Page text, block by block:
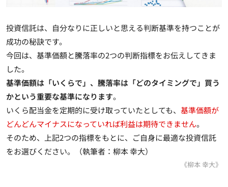
投資信託は、自分なりに正しいと思える判断基準を持つことが
成功の秘訣です。
今回は、基準価額と騰落率の2つの判断指標をお伝えしてきま
した。
基準価額は「いくらで」、騰落率は「どのタイミングで」買う
かという重要な基準になります。
いくら配当金を定期的に受け取っていたとしても、 基準価額が
どんどんマイナスになっていれば利益は期待できません。
そのため、上記2つの指標をもとに、ご自身に最適な投資信託
をお選びください。（執筆者：柳本 幸大）
《柳本 幸大》